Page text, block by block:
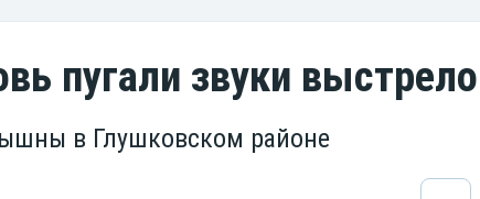
пугали звуки
в Глушковском районе